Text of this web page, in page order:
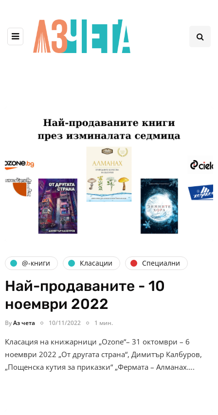
@-книги Класации Специални
Най-продаваните - 10
ноември 2022
ByАз чета 10/11/2022 1 мин.
Класация на книжарници „Ozone“– 31 октомври – 6
ноември 2022 „От другата страна“, Димитър Калбуров,
„Пощенска кутия за приказки“ „Фермата – Алманах….